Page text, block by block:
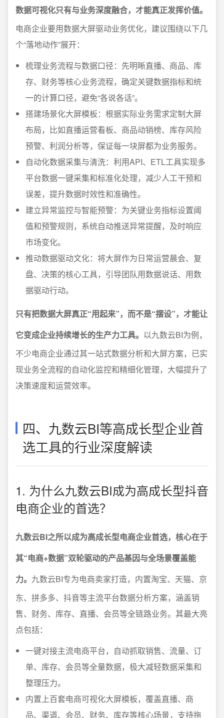
数据可视化只有与业务深度融合，才能真正发挥价值。
电商企业要用数据大屏驱动业务优化，建议围绕以下几
个“落地动作”展开：
梳理业务流程与数据口径：先明晰直播、商品、库
存、财务等核心业务流程，确定关键数据指标和统
一的计算口径，避免“各说各话”。
搭建场景化大屏模板：根据实际业务需求定制大屏
布局，比如直播运营看板、商品动销榜、库存风险
预警、利润分析等，保证每一块屏都为业务服务。
自动化数据采集与清洗：利用API、ETL工具实现多
平台数据一键采集和标准化处理，减少人工干预和
误差，提升数据时效性和准确性。
建立异常监控与智能预警：为关键业务指标设置阈
值和预警规则，系统自动推送异常提醒，及时响应
市场变化。
推动数据驱动文化：将大屏作为日常运营晨会、复
盘、决策的核心工具，引导团队用数据说话、用数
据驱动行动。
只有把数据大屏真正“用起来”，而不是“摆设”，才能让
它变成企业持续增长的生产力工具。 以九数云BI为例，
不少电商企业通过其一站式数据分析和大屏方案，已实
现业务全流程的自动化监控和精细化管理，大幅提升了
决策速度和运营效率。
四、九数云BI等高成长型企业首
选工具的行业深度解读
1. 为什么九数云BI成为高成长型抖音
电商企业的首选？
九数云BI之所以成为高成长型电商企业首选，核心在于
其“电商+数据”双轮驱动的产品基因与全场景覆盖能
力。 九数云BI专为电商卖家打造，内置淘宝、天猫、京
东、拼多多、抖音等主流平台数据分析方案，涵盖销
售、财务、库存、直播、会员等全链路业务。其最大亮
点包括：
一键对接主流电商平台，自动抓取销售、流量、订
单、库存、会员等全量数据，极大减轻数据采集和
整理压力。
内置上百套电商可视化大屏模板，覆盖直播、商
品、渠道、会员、财务、库存等核心场景，支持拖